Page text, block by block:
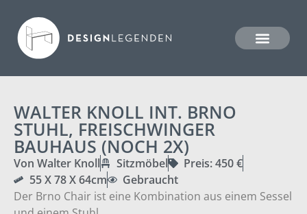
WALTER KNOLL INT. BRNO
STUHL, FREISCHWINGER
BAUHAUS (NOCH 2X)
Von Walter Knoll Sitzmöbel
Preis: 450 €
55 X 78 X 64cm
Gebraucht
Der Brno Chair ist eine Kombination aus einem Sessel